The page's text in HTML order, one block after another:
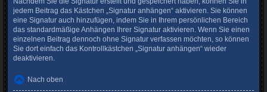
jedem Beitrag das Kästchen „Signatur anhängen“ aktivieren. Sie können
eine Signatur auch hinzufügen, indem Sie in Ihrem persönlichen Bereich
das standardmäßige Anhängen Ihrer Signatur aktivieren. Wenn Sie einen
einzelnen Beitrag dennoch ohne Signatur verfassen möchten, so können
Sie dort einfach das Kontrollkästchen „Signatur anhängen“ wieder
deaktivieren.
Nach oben